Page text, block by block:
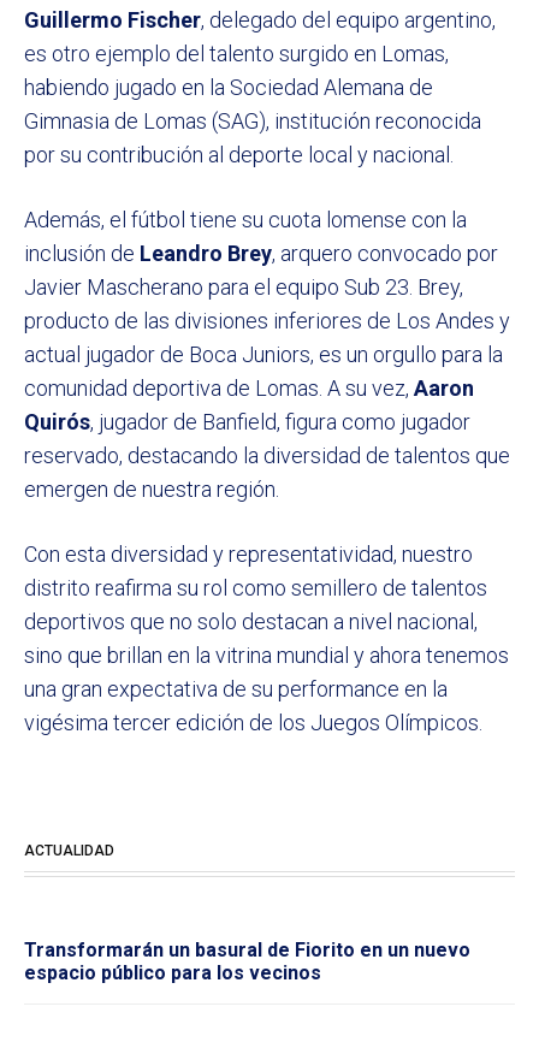
Guillermo Fischer, delegado del equipo argentino,
es otro ejemplo del talento surgido en Lomas,
habiendo jugado en la Sociedad Alemana de
Gimnasia de Lomas (SAG), institución reconocida
por su contribución al deporte local y nacional.
Además, el fútbol tiene su cuota lomense con la
inclusión de Leandro Brey, arquero convocado por
Javier Mascherano para el equipo Sub 23. Brey,
producto de las divisiones inferiores de Los Andes y
actual jugador de Boca Juniors, es un orgullo para la
comunidad deportiva de Lomas. A su vez, Aaron
Quirós, jugador de Banfield, figura como jugador
reservado, destacando la diversidad de talentos que
emergen de nuestra región.
Con esta diversidad y representatividad, nuestro
distrito reafirma su rol como semillero de talentos
deportivos que no solo destacan a nivel nacional,
sino que brillan en la vitrina mundial y ahora tenemos
una gran expectativa de su performance en la
vigésima tercer edición de los Juegos Olímpicos.
ACTUALIDAD
Transformarán un basural de Fiorito en un nuevo
espacio público para los vecinos